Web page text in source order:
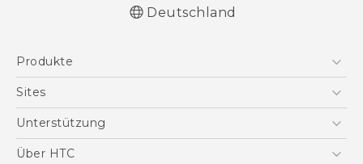
Deutschland
Produkte
Smartphones
VIVE
Sites
HTC Dev
Unterstützung
Unterstützung
Über HTC